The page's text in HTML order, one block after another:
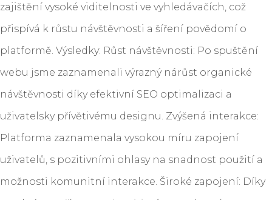
zajištění vysoké viditelnosti ve vyhledávačích, což
přispívá k růstu návštěvnosti a šíření povědomí o
platformě. Výsledky: Růst návštěvnosti: Po spuštění
webu jsme zaznamenali výrazný nárůst organické
návštěvnosti díky efektivní SEO optimalizaci a
uživatelsky přívětivému designu. Zvýšená interakce:
Platforma zaznamenala vysokou míru zapojení
uživatelů, s pozitivními ohlasy na snadnost použití a
možnosti komunitní interakce. Široké zapojení: Díky